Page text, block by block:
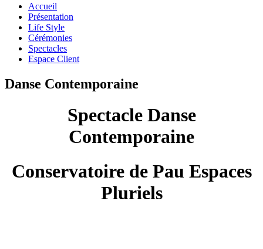
Accueil
Présentation
Life Style
Cérémonies
Spectacles
Espace Client
Danse Contemporaine
Spectacle Danse
Contemporaine
Conservatoire de Pau Espaces
Pluriels